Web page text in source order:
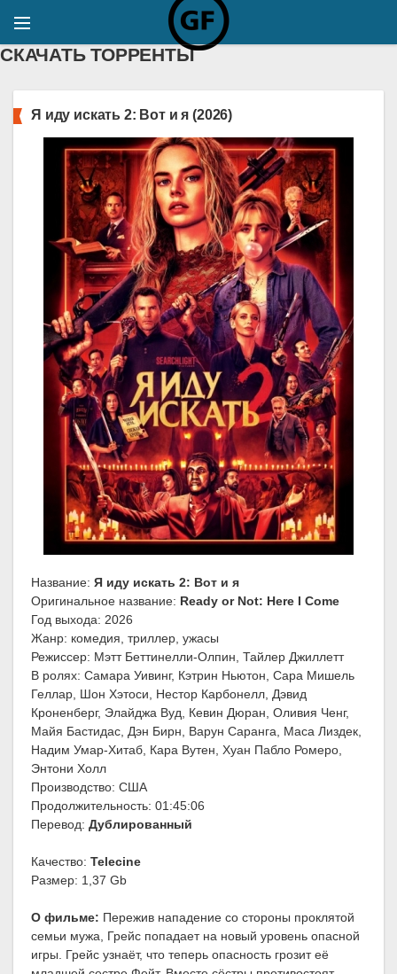
СКАЧАТЬ ТОРРЕНТЫ
Я иду искать 2: Вот и я (2026)
Название: Я иду искать 2: Вот и я
Оригинальное название: Ready or Not: Here I Come
Год выхода: 2026
Жанр: комедия, триллер, ужасы
Режиссер: Мэтт Беттинелли-Олпин, Тайлер Джиллетт
В ролях: Самара Уивинг, Кэтрин Ньютон, Сара Мишель
Геллар, Шон Хэтоси, Нестор Карбонелл, Дэвид
Кроненберг, Элайджа Вуд, Кевин Дюран, Оливия Ченг,
Майя Бастидас, Дэн Бирн, Варун Саранга, Маса Лиздек,
Надим Умар-Хитаб, Кара Вутен, Хуан Пабло Ромеро,
Энтони Холл
Производство: США
Продолжительность: 01:45:06
Перевод: Дублированный
Качество: Telecine
Размер: 1,37 Gb
О фильме: Пережив нападение со стороны проклятой
семьи мужа, Грейс попадает на новый уровень опасной
игры. Грейс узнаёт, что теперь опасность грозит её